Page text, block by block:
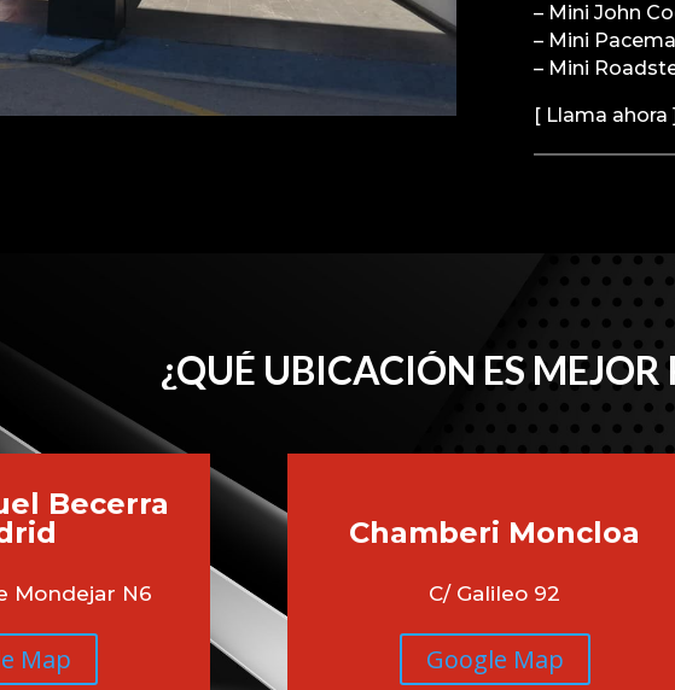
– Mini John
– Mini
– Mini
[ Llama ahora
¿QUÉ UBICACIÓN ES MEJOR
Becerra
Mondejar N6
Map
Chamberi Moncloa
C/ Galileo 92
Google Map